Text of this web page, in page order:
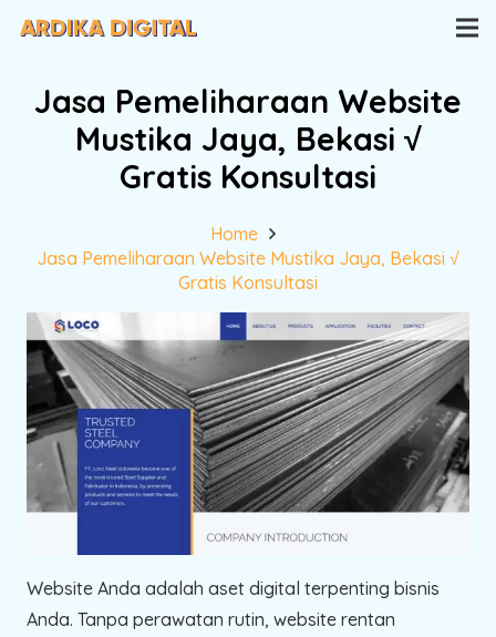
Jasa Pemeliharaan Website
Mustika Jaya, Bekasi √
Gratis Konsultasi
Home
Jasa Pemeliharaan Website Mustika Jaya, Bekasi √
Gratis Konsultasi
Website Anda adalah aset digital terpenting bisnis
Anda. Tanpa perawatan rutin, website rentan